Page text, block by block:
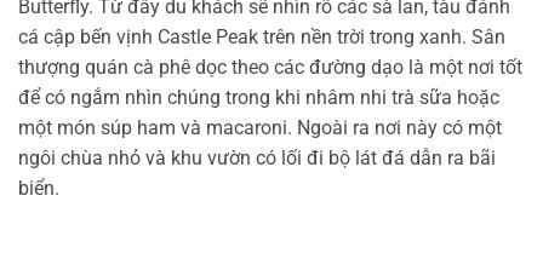
Butterfly. Từ đây du khách sẽ nhìn rõ các sà lan, tàu đánh
cá cập bến vịnh Castle Peak trên nền trời trong xanh. Sân
thượng quán cà phê dọc theo các đường dạo là một nơi tốt
để có ngắm nhìn chúng trong khi nhâm nhi trà sữa hoặc
một món súp ham và macaroni. Ngoài ra nơi này có một
ngôi chùa nhỏ và khu vườn có lối đi bộ lát đá dẫn ra bãi
biển.